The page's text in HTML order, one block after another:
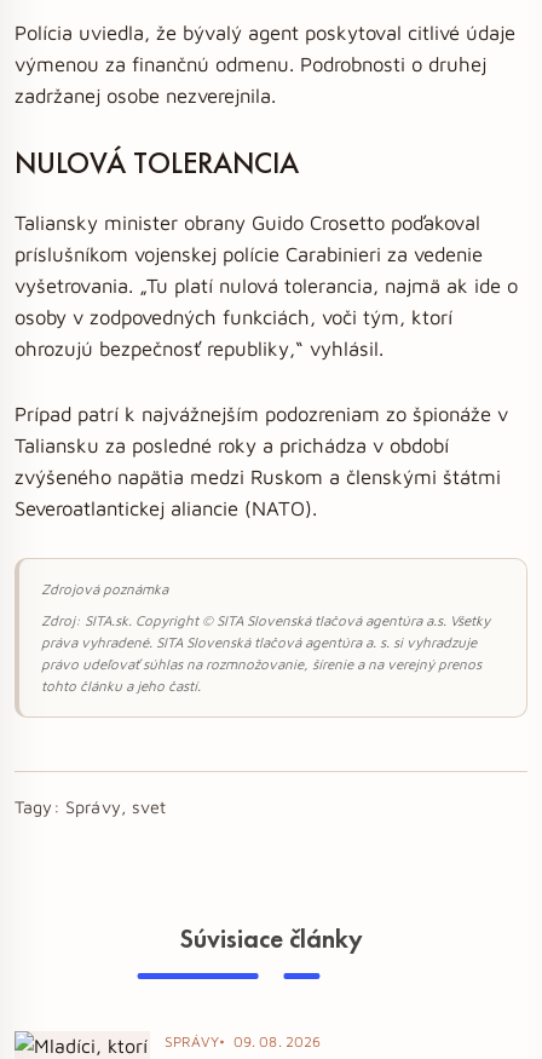
Polícia uviedla, že bývalý agent poskytoval citlivé údaje
výmenou za finančnú odmenu. Podrobnosti o druhej
zadržanej osobe nezverejnila.
NULOVÁ TOLERANCIA
Taliansky minister obrany Guido Crosetto poďakoval
príslušníkom vojenskej polície Carabinieri za vedenie
vyšetrovania. „Tu platí nulová tolerancia, najmä ak ide o
osoby v zodpovedných funkciách, voči tým, ktorí
ohrozujú bezpečnosť republiky,“ vyhlásil.
Prípad patrí k najvážnejším podozreniam zo špionáže v
Taliansku za posledné roky a prichádza v období
zvýšeného napätia medzi Ruskom a členskými štátmi
Severoatlantickej aliancie (NATO).
Zdrojová poznámka
Zdroj: SITA.sk. Copyright © SITA Slovenská tlačová agentúra a.s. Všetky
práva vyhradené. SITA Slovenská tlačová agentúra a. s. si vyhradzuje
právo udeľovať súhlas na rozmnožovanie, šírenie a na verejný prenos
tohto článku a jeho častí.
Tagy: Správy, svet
Súvisiace články
SPRÁVY 09. 08. 2026